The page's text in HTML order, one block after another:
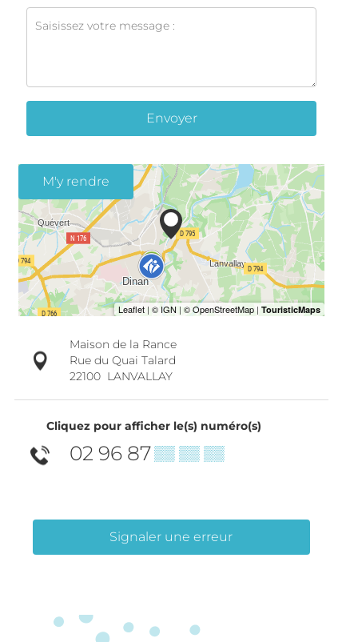
Envoyer
M'y rendre
Maison de la Rance
Rue du Quai Talard
22100 LANVALLAY
Cliquez pour afficher le(s) numéro(s)
02 96 87▒▒ ▒▒ ▒▒
Signaler une erreur